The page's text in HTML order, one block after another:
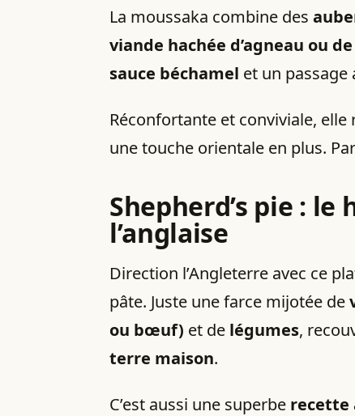
La moussaka combine des
viande hachée d’agneau ou
sauce béchamel et un
Réconfortante et conviviale, elle
une touche orientale en plus.
Shepherd’s pie : le
l’anglaise
Direction l’Angleterre avec ce
pâte. Juste une farce mijotée de
ou bœuf) et de légumes,
terre maison.
C’est aussi une superbe recette